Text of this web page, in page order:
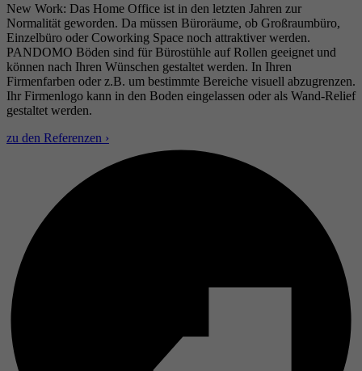
New Work: Das Home Office ist in den letzten Jahren zur
Normalität geworden. Da müssen Büroräume, ob Großraumbüro,
Einzelbüro oder Coworking Space noch attraktiver werden.
PANDOMO Böden sind für Bürostühle auf Rollen geeignet und
können nach Ihren Wünschen gestaltet werden. In Ihren
Firmenfarben oder z.B. um bestimmte Bereiche visuell abzugrenzen.
Ihr Firmenlogo kann in den Boden eingelassen oder als Wand-Relief
gestaltet werden.
zu den Referenzen ›